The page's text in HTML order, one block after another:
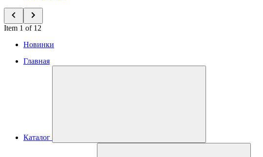
Item 1 of 12
Новинки
Главная
Каталог